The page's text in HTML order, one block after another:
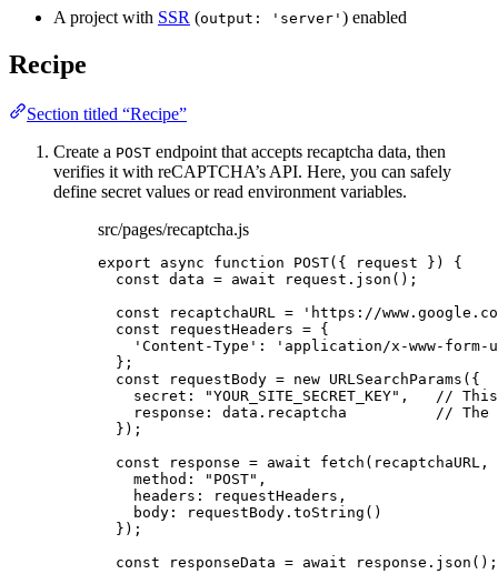
A project with SSR (output: 'server' ) enabled
Recipe
Section titled “Recipe”
Create a POST endpoint that accepts recaptcha data, then
verifies it with reCAPTCHA’s API. Here, you can safely
define secret values or read environment variables.
src/pages/recaptcha.js
export async function POST( { request } )
{
const data = await request . json ();
const
recaptchaURL = ' https://
const
requestHeaders = {
' Content-Type ' : ' application/x-www-form-
} ;
const
requestBody = new URLSearchParams ( {
secret:
"YOUR_SITE_SECRET_KEY" ,
// This
response: data . recaptcha
// The
} );
const
response = await fetch ( recaptchaURL ,
method:
" POST" ,
headers:
requestHeaders ,
body:
requestBody . toString ()
} );
const
responseData = await response . json ();